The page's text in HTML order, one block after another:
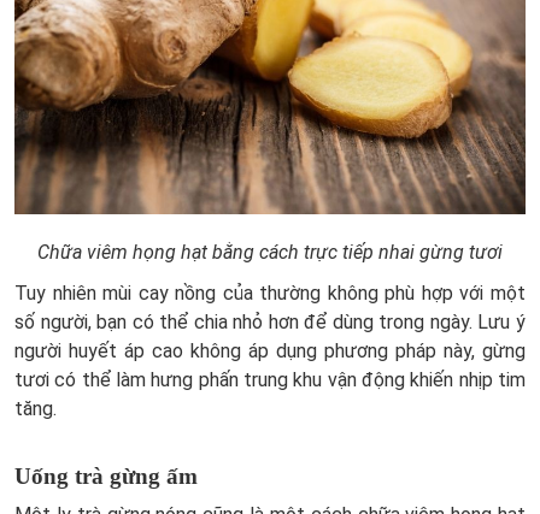
Chữa viêm họng hạt bằng cách trực tiếp nhai gừng tươi
Tuy nhiên mùi cay nồng của thường không phù hợp với một
số người, bạn có thể chia nhỏ hơn để dùng trong ngày. Lưu ý
người huyết áp cao không áp dụng phương pháp này, gừng
tươi có thể làm hưng phấn trung khu vận động khiến nhịp tim
tăng.
Uống trà gừng ấm